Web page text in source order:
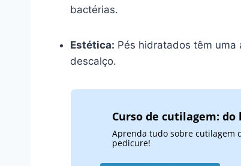
bactérias.
Estética: Pés hidratados têm
descalço.
Curso de cutilagem: do
Aprenda tudo sobre cutilagem
pedicure!